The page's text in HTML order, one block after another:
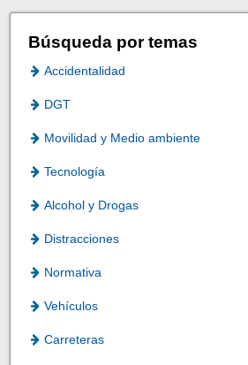
Búsqueda por temas
Accidentalidad
DGT
Movilidad y Medio ambiente
Tecnología
Alcohol y Drogas
Distracciones
Normativa
Vehículos
Carreteras